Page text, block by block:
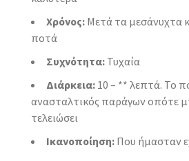
Χρόνος: Μετά τα μεσάνυχτα
ποτά
Συχνότητα: Τυχαία
Διάρκεια: 10 – ** λεπτά. Το
ανασταλτικός παράγων οπότε
τελειώσει
Ικανοποίηση: Που ήμασταν